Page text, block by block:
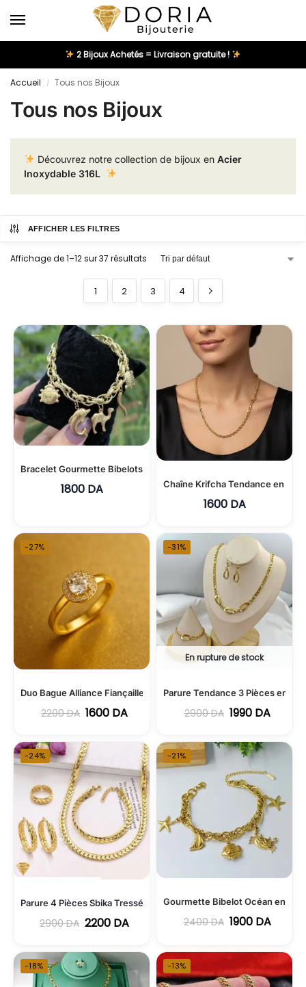
2 Bijoux Achetés = Livraison gratuite !
Accueil / Tous nos Bijoux
Tous nos Bijoux
Découvrez notre collection de bijoux en Acier
Inoxydable 316L
AFFICHER LES FILTRES
Affichage de 1–12 sur 37 résultats
1 2 3 4
Bracelet Gourmette Bibelots Tendance en Acier Inoxydable
1800 DA Chaîne Krifcha Tendance en
1600 DA
-27%
Duo Bague Alliance Fiançailles en Acier Inoxydable
2200DA 1600 DA
-31%
En rupture de stock
Parure Tendance 3 Pièces en
2900DA 1990 DA
-24%
Parure 4 Pièces Sbika Tressée en Acier Inoxydable
2900DA 2200 DA
-21%
Gourmette Bibelot Océan en
2400DA 1900 DA
-18% -13%